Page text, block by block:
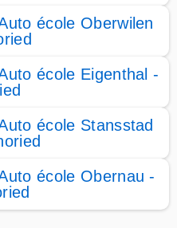
école Oberwilen
école Eigenthal -
école Stansstad
école Obernau -